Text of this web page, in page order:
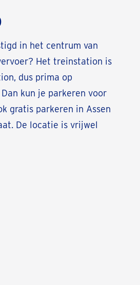
in het centrum van
Het treinstation is
dus prima op
kun je parkeren voor
gratis parkeren in Assen
De locatie is vrijwel